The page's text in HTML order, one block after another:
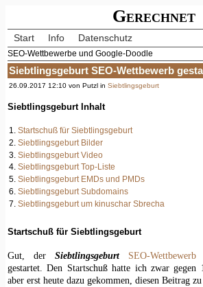
Gerechnet
Start Info Datenschutz
SEO-Wettbewerbe und Google-Doodle
Siebtlingsgeburt SEO-Wettbewerb
26.09.2017 12:10 von Putzl in Siebtlingsgeburt
Siebtlingsgeburt Inhalt
Startschuß für Siebtlingsgeburt
Siebtlingsgeburt Bilder
Siebtlingsgeburt Video
Siebtlingsgeburt Top-Liste
Siebtlingsgeburt EMDs und PMDs
Siebtlingsgeburt Subdomains
Siebtlingsgeburt um kinuschar Sbrecha
Startschuß für Siebtlingsgeburt
Gut, der Siebtlingsgeburt SEO-Wettbewerb
gestartet. Den Startschuß hatte ich zwar
aber erst heute dazu gekommen, diesen Beitrag